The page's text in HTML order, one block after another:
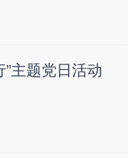
主题党日活动